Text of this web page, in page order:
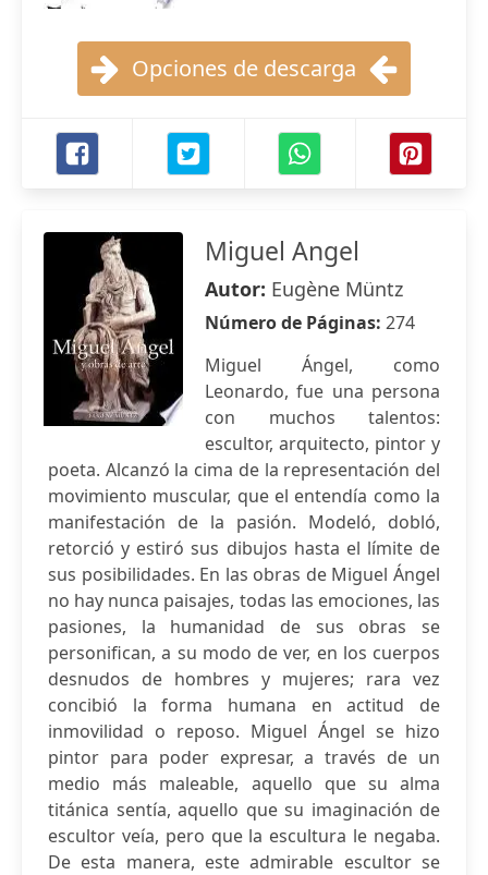
Opciones de descarga
Miguel Angel
Autor: Eugène Müntz
Número de Páginas: 274
Miguel Ángel, como
Leonardo, fue una persona
con muchos talentos:
escultor, arquitecto, pintor y
poeta. Alcanzó la cima de la representación del
movimiento muscular, que el entendía como la
manifestación de la pasión. Modeló, dobló,
retorció y estiró sus dibujos hasta el límite de
sus posibilidades. En las obras de Miguel Ángel
no hay nunca paisajes, todas las emociones, las
pasiones, la humanidad de sus obras se
personifican, a su modo de ver, en los cuerpos
desnudos de hombres y mujeres; rara vez
concibió la forma humana en actitud de
inmovilidad o reposo. Miguel Ángel se hizo
pintor para poder expresar, a través de un
medio más maleable, aquello que su alma
titánica sentía, aquello que su imaginación de
escultor veía, pero que la escultura le negaba.
De esta manera, este admirable escultor se